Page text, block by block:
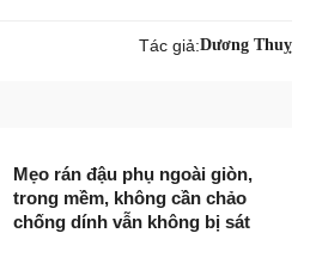
Tác giả:Dương Thuỵ
Mẹo rán đậu phụ ngoài giòn,
trong mềm, không cần chảo
chống dính vẫn không bị sát